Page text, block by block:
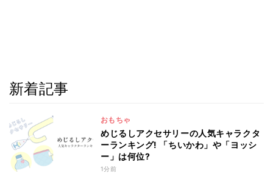
新着記事
おもちゃ
めじるしアクセサリーの人気キャラクタ
ーランキング! 「ちいかわ」や「ヨッシ
ー」は何位?
1分前